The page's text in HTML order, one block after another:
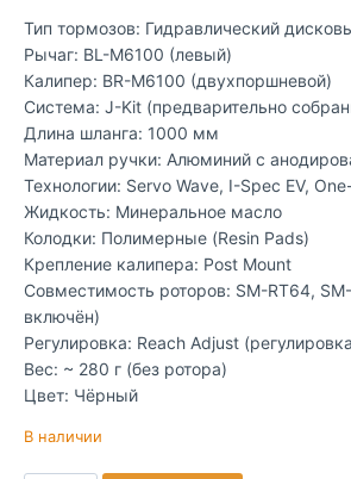
Тип тормозов: Гидравлический
Рычаг: BL-M6100 (левый)
Калипер: BR-M6100 (двухпоршневой)
Система: J-Kit (предварительно
Длина шланга: 1000 мм
Материал ручки: Алюминий с
Технологии: Servo Wave, I-Spec EV,
Жидкость: Минеральное масло
Колодки: Полимерные (Resin Pads)
Крепление калипера: Post Mount
Совместимость роторов: SM-RT64,
включён)
Регулировка: Reach Adjust
Вес: ~ 280 г (без ротора)
Цвет: Чёрный
В наличии